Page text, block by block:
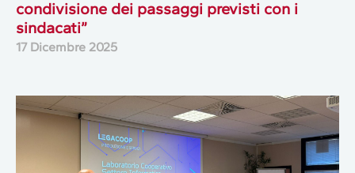
condivisione dei passaggi previsti con i
sindacati”
17 Dicembre 2025